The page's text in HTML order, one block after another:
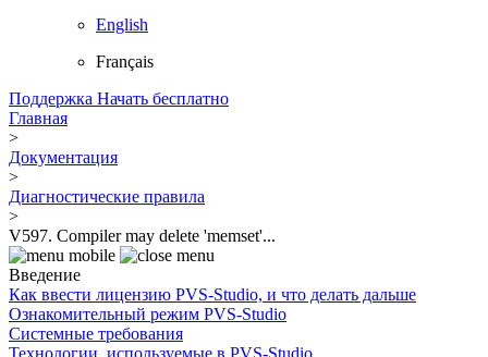
English
Français
Поддержка Начать бесплатно
Главная
>
Документация
>
Диагностические правила
>
V597. Compiler may delete 'memset'...
Введение
Как ввести лицензию PVS-Studio, и что делать дальше
Ознакомительный режим PVS-Studio
Системные требования
Технологии, используемые в PVS-Studio